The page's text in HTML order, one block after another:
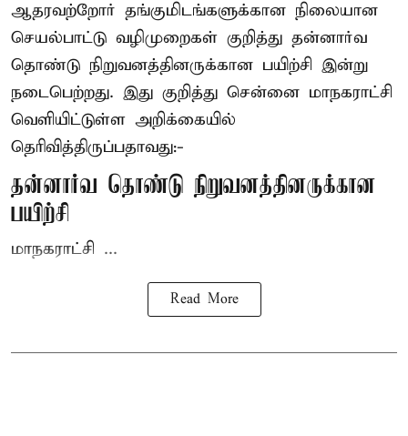
ஆதரவற்றோர் தங்குமிடங்களுக்கான நிலையான
செயல்பாட்டு வழிமுறைகள் குறித்து தன்னார்வ
தொண்டு நிறுவனத்தினருக்கான பயிற்சி இன்று
நடைபெற்றது. இது குறித்து சென்னை மாநகராட்சி
வெளியிட்டுள்ள அறிக்கையில்
தெரிவித்திருப்பதாவது:-
தன்னார்வ தொண்டு நிறுவனத்தினருக்கான
பயிற்சி
மாநகராட்சி ...
Read More